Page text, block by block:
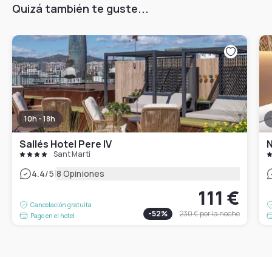
Quizá también te guste...
10h - 18h
Sallés Hotel Pere IV
Sant Martí
4.4/5|8 Opiniones
Cancelación gratuita
Pago en el hotel
111 €
-52% 230 €por la noche